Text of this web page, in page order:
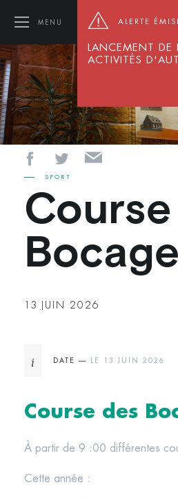
ALERTE
LANCEMENT DE
ACTIVITÉS
MENU
SPORT
13 JUIN 2026
DATE — LE 13 JUIN 2026
Course des
À partir de 9 :00 différentes
Cette année :